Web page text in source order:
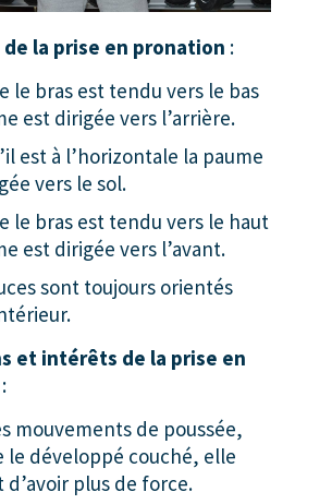
la prise en pronation :
le bras est tendu vers le bas
est dirigée vers l’arrière.
est à l’horizontale la paume
vers le sol.
le bras est tendu vers le haut
est dirigée vers l’avant.
sont toujours orientés
et intérêts de la prise en
:
mouvements de poussée,
le développé couché, elle
d’avoir plus de force.